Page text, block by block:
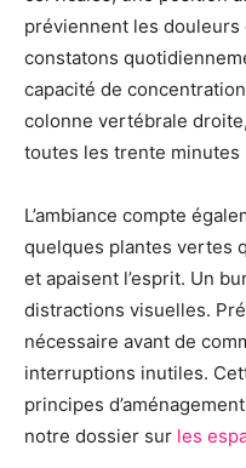
préviennent les douleurs
constatons
capacité de
colonne vertébrale
toutes les trente
L’ambiance compte
quelques plantes vertes
et apaisent l’esprit. Un
distractions visuelles.
nécessaire avant de
interruptions inutiles.
principes
notre dossier sur les